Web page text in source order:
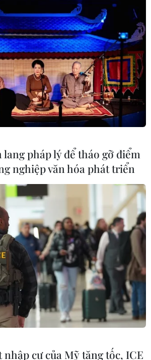
lang pháp lý để tháo gỡ điểm
nghiệp văn hóa phát triển
cư của Mỹ tăng tốc, ICE